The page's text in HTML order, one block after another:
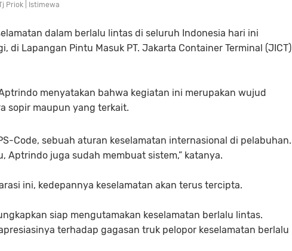
Priok | Istimewa
dalam berlalu lintas di seluruh Indonesia hari ini
di Lapangan Pintu Masuk PT. Jakarta Container Terminal (JICT)
menyatakan bahwa kegiatan ini merupakan wujud
sopir maupun yang terkait.
Code, sebuah aturan keselamatan internasional di pelabuhan.
Aptrindo juga sudah membuat sistem,” katanya.
ini, kedepannya keselamatan akan terus tercipta.
siap mengutamakan keselamatan berlalu lintas.
terhadap gagasan truk pelopor keselamatan berlalu